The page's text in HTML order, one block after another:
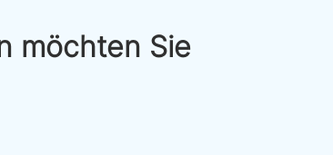
möchten Sie